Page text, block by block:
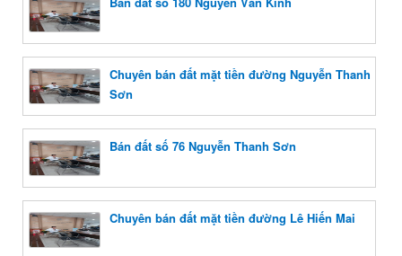
Chuyên bán đất mặt tiền đường Nguyễn Thanh
Sơn
Bán đất số 76 Nguyễn Thanh Sơn
Chuyên bán đất mặt tiền đường Lê Hiến Mai